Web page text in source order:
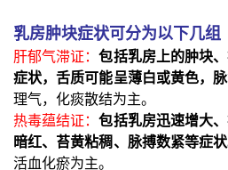
乳房肿块症状可分为以下几组
肝郁气滞证：包括乳房上的肿块
症状，舌质可能呈薄白或黄色，脉
理气，化痰散结为主。
热毒蕴结证：包括乳房迅速增大
暗红、苔黄粘稠、脉搏数紧等症状
活血化瘀为主。